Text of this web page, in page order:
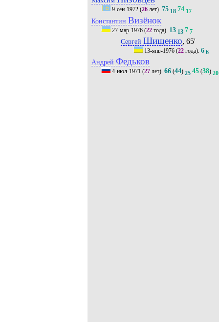
9-сен-1972(26лет). 75 18 74 17
Константин Визёнок
27-мар-1976(22года). 13 13 7 7
Сергей Шищенко, 65'
13-янв-1976 (22 года).6 6
Андрей Федьков
4-июл-1971 (27лет). 66(44) 25 45(38) 20